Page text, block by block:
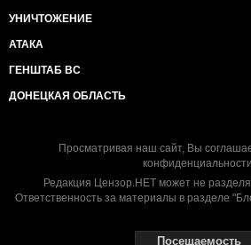
УНИЧТОЖЕНИЕ
АТАКА
ГЕНШТАБ ВС
ДОНЕЦКАЯ ОБЛАСТЬ
Просматривая наш сайт, Вы
конфиденциальности
Редакция Цензор.НЕТ может не
Ответственность за материалы в разделе
Посещаемость